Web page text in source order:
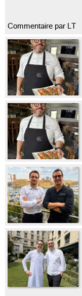
Commentaire par LT